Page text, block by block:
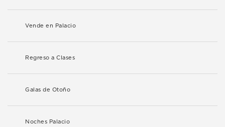
Vende en Palacio
Regreso a Clases
Galas de Otoño
Noches Palacio